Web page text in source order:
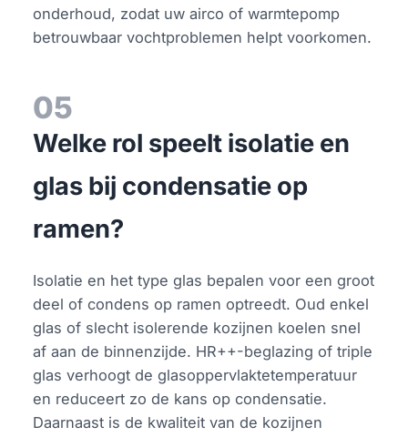
onderhoud, zodat uw airco of warmtepomp
betrouwbaar vochtproblemen helpt voorkomen.
05
Welke rol speelt isolatie en
glas bij condensatie op
ramen?
Isolatie en het type glas bepalen voor een groot
deel of condens op ramen optreedt. Oud enkel
glas of slecht isolerende kozijnen koelen snel
af aan de binnenzijde. HR++-beglazing of triple
glas verhoogt de glasoppervlaktetemperatuur
en reduceert zo de kans op condensatie.
Daarnaast is de kwaliteit van de kozijnen